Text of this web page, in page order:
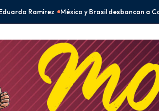
desbancan a Corea del Sur en el fenómeno BTS